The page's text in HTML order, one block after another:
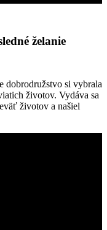
želanie
dobrodružstvo si vybrala
životov. Vydáva sa
životov a našiel